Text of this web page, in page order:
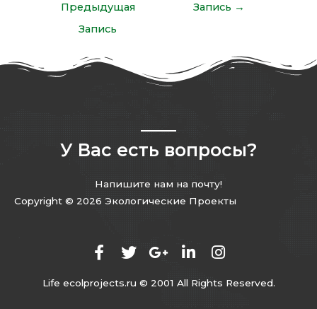
Предыдущая
Запись
Запись →
У Вас есть вопросы?
Напишите нам на почту!
Copyright © 2026 Экологические Проекты
Life ecolprojects.ru © 2001 All Rights Reserved.